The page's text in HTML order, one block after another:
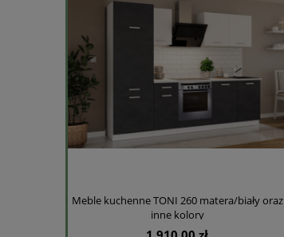
Meble kuchenne TONI 260 matera/biały oraz
inne kolory